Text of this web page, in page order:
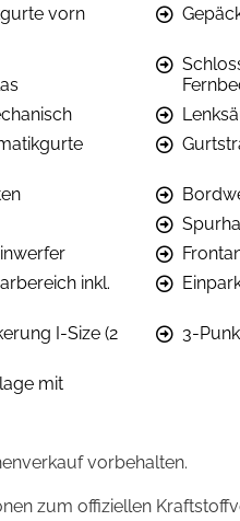
vorn
inkl.
I-Size (2
3-
mit
vorbehalten.
zum offiziellen